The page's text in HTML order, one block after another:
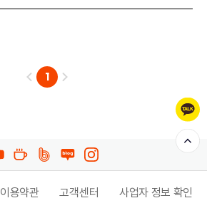
1
이용약관 고객센터 사업자 정보 확인